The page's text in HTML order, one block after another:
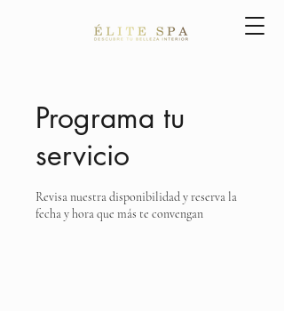
Programa tu
servicio
Revisa nuestra disponibilidad y reserva la
fecha y hora que más te convengan